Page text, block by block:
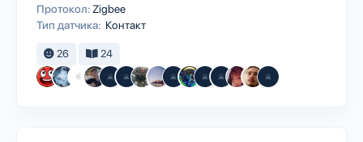
Протокол: Zigbee
Тип датчика: Контакт
26 24